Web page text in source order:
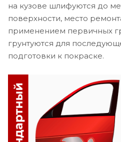
на кузове шлифуются до
поверхности, место
применением первичных
грунтуются для
подготовки к покраске.